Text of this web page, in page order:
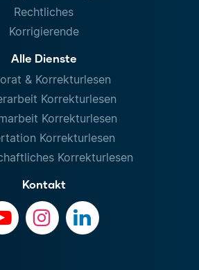
Rechtliches
Korrigierende
Alle Dienste
& Korrekturlesen
Korrekturlesen
Korrekturlesen
Korrekturlesen
Korrekturlesen
Kontakt